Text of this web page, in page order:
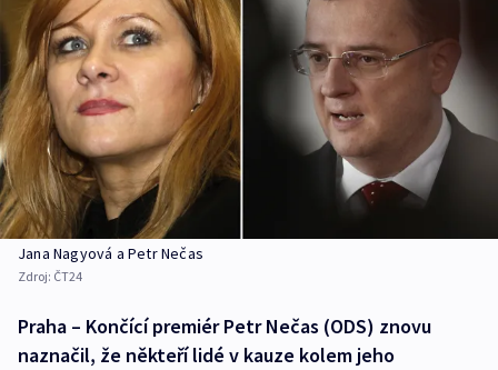
Jana Nagyová a Petr Nečas
Zdroj: ČT24
Praha – Končící premiér Petr Nečas (ODS) znovu
naznačil, že někteří lidé v kauze kolem jeho